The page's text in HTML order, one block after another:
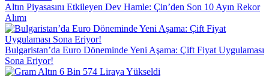
Altın Piyasasını Etkileyen Dev Hamle: Çin’den Son 10 Ayın Rekor
Alımı
Bulgaristan’da Euro Döneminde Yeni Aşama: Çift Fiyat Uygulaması
Sona Eriyor!